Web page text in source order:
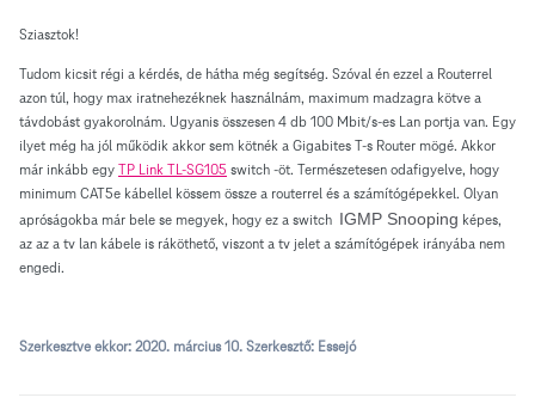
Sziasztok!
Tudom kicsit régi a kérdés, de hátha még segítség. Szóval én ezzel a Routerrel
azon túl, hogy max iratnehezéknek használnám, maximum madzagra kötve a
távdobást gyakorolnám. Ugyanis összesen 4 db 100 Mbit/s-es Lan portja van. Egy
ilyet még ha jól működik akkor sem kötnék a Gigabites T-s Router mögé. Akkor
már inkább egy TP Link TL-SG105 switch -öt. Természetesen odafigyelve, hogy
minimum CAT5e kábellel kössem össze a routerrel és a számítógépekkel. Olyan
apróságokba már bele se megyek, hogy ez a switch IGMP Snooping képes,
az az a tv lan kábele is ráköthető, viszont a tv jelet a számítógépek irányába nem
engedi.
Szerkesztve ekkor: 2020. március 10. Szerkesztő: Essejó